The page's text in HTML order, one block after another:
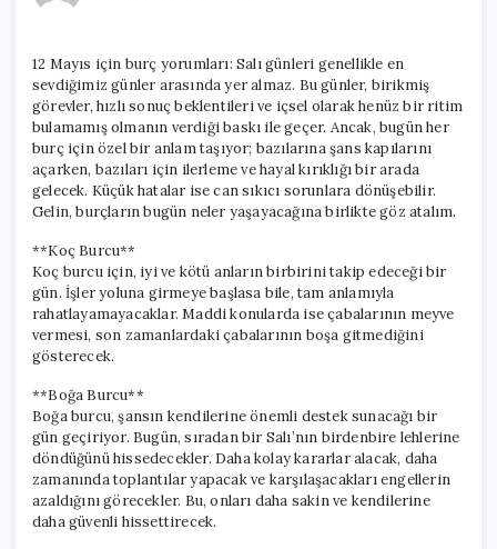
Neler
Olacak?
için
12 Mayıs için burç yorumları: Salı günleri genellikle en
sevdiğimiz günler arasında yer almaz. Bu günler, birikmiş
görevler, hızlı sonuç beklentileri ve içsel olarak henüz bir ritim
bulamamış olmanın verdiği baskı ile geçer. Ancak, bugün her
burç için özel bir anlam taşıyor; bazılarına şans kapılarını
açarken, bazıları için ilerleme ve hayal kırıklığı bir arada
gelecek. Küçük hatalar ise can sıkıcı sorunlara dönüşebilir.
Gelin, burçların bugün neler yaşayacağına birlikte göz atalım.
**Koç Burcu**
Koç burcu için, iyi ve kötü anların birbirini takip edeceği bir
gün. İşler yoluna girmeye başlasa bile, tam anlamıyla
rahatlayamayacaklar. Maddi konularda ise çabalarının meyve
vermesi, son zamanlardaki çabalarının boşa gitmediğini
gösterecek.
**Boğa Burcu**
Boğa burcu, şansın kendilerine önemli destek sunacağı bir
gün geçiriyor. Bugün, sıradan bir Salı’nın birdenbire lehlerine
döndüğünü hissedecekler. Daha kolay kararlar alacak, daha
zamanında toplantılar yapacak ve karşılaşacakları engellerin
azaldığını görecekler. Bu, onları daha sakin ve kendilerine
daha güvenli hissettirecek.